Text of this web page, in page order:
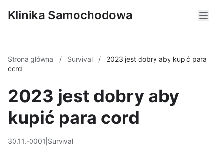
Klinika Samochodowa
Strona główna / Survival /
2023 jest dobry aby kupić para
cord
2023 jest dobry aby
kupić para cord
30.11.-0001 Survival